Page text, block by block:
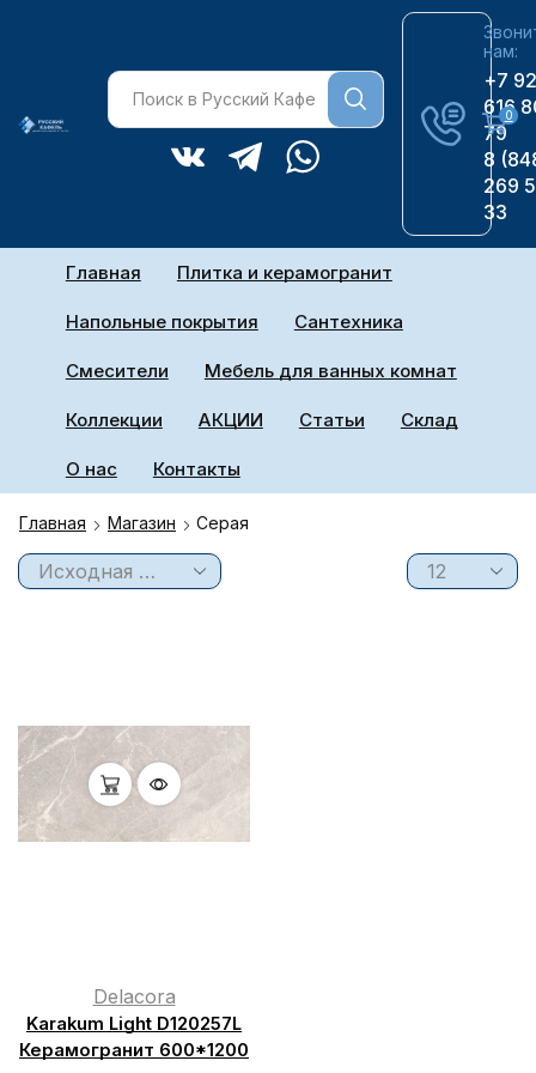
нам:
+7
616
79
8
269
33
0
Главная Плитка и керамогранит
Напольные покрытия Сантехника
Смесители Мебель для ванных комнат
Коллекции АКЦИИ Статьи Склад
О нас Контакты
Главная Магазин Серая
Delacora
Karakum Light D120257L
Керамогранит 600*1200